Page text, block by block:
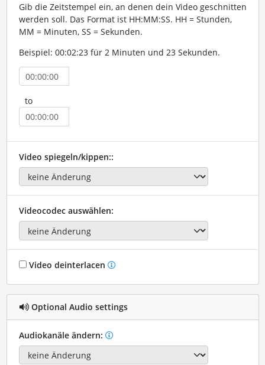
Gib die Zeitstempel ein, an denen dein Video geschnitten
werden soll. Das Format ist HH:MM:SS. HH = Stunden,
MM = Minuten, SS = Sekunden.
Beispiel: 00:02:23 für 2 Minuten und 23 Sekunden.
to
Video spiegeln/kippen::
Videocodec auswählen:
Video deinterlacen
Optional Audio settings
Audiokanäle ändern: